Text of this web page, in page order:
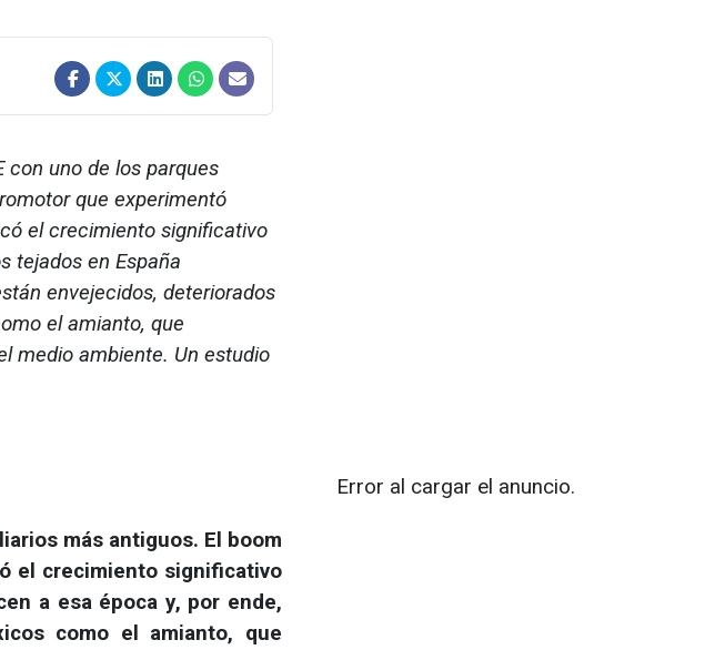
con uno de los parques
que experimentó
el crecimiento significativo
tejados en España
envejecidos, deteriorados
el amianto, que
medio ambiente. Un estudio
más antiguos. El boom
el crecimiento significativo
a esa época y, por ende,
como el amianto, que
Error al cargar el anuncio.